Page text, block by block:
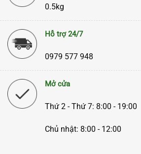
0.5kg
Hỗ trợ 24/7
0979 577 948
Mở cửa
Thứ 2 - Thứ 7: 8:00 - 19:00
Chủ nhật: 8:00 - 12:00